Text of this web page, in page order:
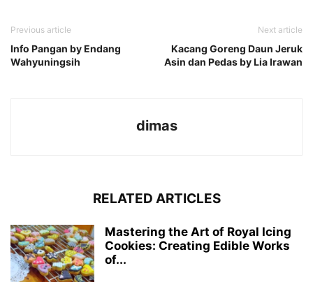
Previous article
Info Pangan by Endang
Wahyuningsih
Next article
Kacang Goreng Daun Jeruk
Asin dan Pedas by Lia Irawan
dimas
RELATED ARTICLES
Mastering the Art of Royal Icing
Cookies: Creating Edible Works
of...